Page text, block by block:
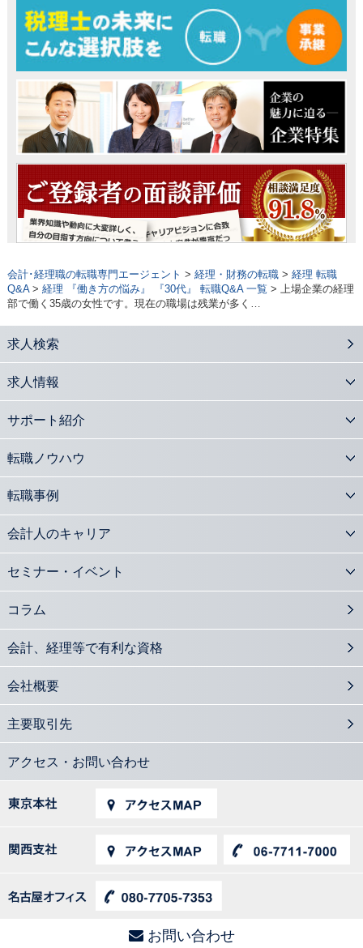
会計･経理職の転職専門エージェント > 経理・財務の転職> 経理 転職
Q&A> 経理 『働き方の悩み』 『30代』 転職Q&A 一覧 > 上場企業の経理
部で働く35歳の女性です。現在の職場は残業が多く…
求人検索
求人情報
サポート紹介
転職ノウハウ
転職事例
会計人のキャリア
セミナー・イベント
コラム
会計、経理等で有利な資格
会社概要
主要取引先
アクセス・お問い合わせ
お問い合わせ